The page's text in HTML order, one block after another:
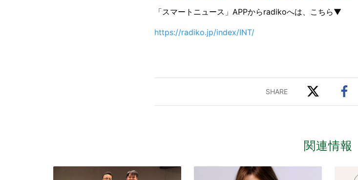
「スマートニュース」APPからradikoへは、こちら▼
https://radiko.jp/index/INT/
関連情報